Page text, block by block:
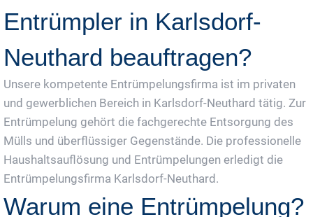
Entrümpler in Karlsdorf-
Neuthard beauftragen?
Unsere kompetente Entrümpelungsfirma ist im privaten
und gewerblichen Bereich in Karlsdorf-Neuthard tätig. Zur
Entrümpelung gehört die fachgerechte Entsorgung des
Mülls und überflüssiger Gegenstände. Die professionelle
Haushaltsauflösung und Entrümpelungen erledigt die
Entrümpelungsfirma Karlsdorf-Neuthard.
Warum eine Entrümpelung?